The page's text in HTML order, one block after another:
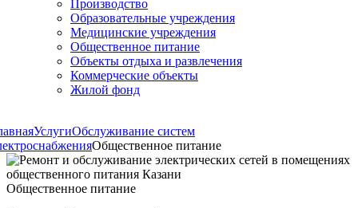
Производство
Образовательные учреждения
Медицинские учреждения
Общественное питание
Объекты отдыха и развлечения
Коммерческие объекты
Жилой фонд
УслугиОбслуживание систем
Общественное питание
Общественное питание